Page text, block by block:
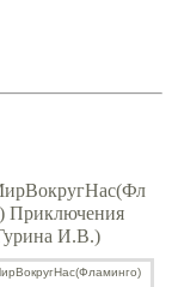
Приключения
И.В.)